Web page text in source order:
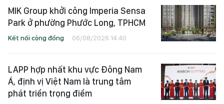
MIK Group khởi công Imperia Sensa
Park ở phường Phước Long, TPHCM
Kết nối cộng đồng 06/08/2026 14:40
LAPP hợp nhất khu vực Đông Nam
Á, định vị Việt Nam là trung tâm
phát triển trọng điểm